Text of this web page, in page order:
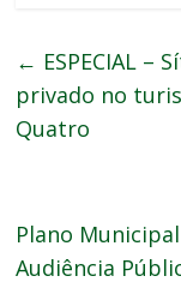
← ESPECIAL –
privado no
Quatro
Plano
Audiência